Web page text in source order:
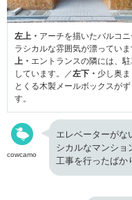
左上・ アーチを描いたバルコ
ラシカルな雰囲気が漂ってい
上・ エントランスの隣には、
しています。／左下・ 少し奥
とくる木製メールボックスが
す。
cowcamo
エレベーターがな
シカルなマンショ
工事を行ったば